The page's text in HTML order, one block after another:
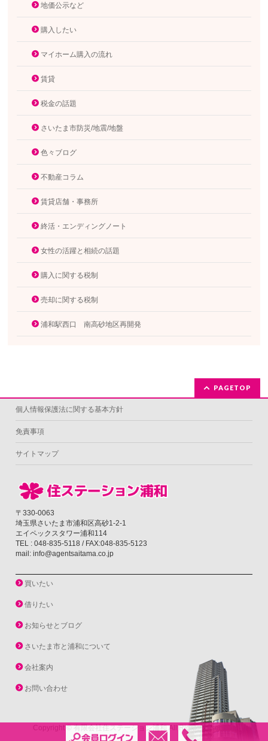
地価公示など
購入したい
マイホーム購入の流れ
賃貸
税金の話題
さいたま市防災/地震/地盤
色々ブログ
不動産コラム
賃貸店舗・事務所
終活・エンディングノート
女性の活躍と相続の話題
購入に関する税制
売却に関する税制
浦和駅西口 南高砂地区再開発
PAGETOP
個人情報保護法に関する基本方針
免責事項
サイトマップ
〒330-0063
埼玉県さいたま市浦和区高砂1-2-1
エイペックスタワー浦和114
TEL : 048-835-5118 / FAX:048-835-5123
mail: info@agentsaitama.co.jp
買いたい
借りたい
お知らせとブログ
さいたま市と浦和について
会社案内
お問い合わせ
Copyright ©有限会社住ステーション浦和All Rights Reserved.